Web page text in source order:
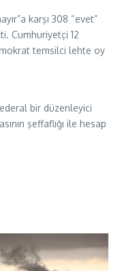
karşı 308 “evet”
Cumhuriyetçi 12
temsilci lehte oy
bir düzenleyici
şeffaflığı ile hesap